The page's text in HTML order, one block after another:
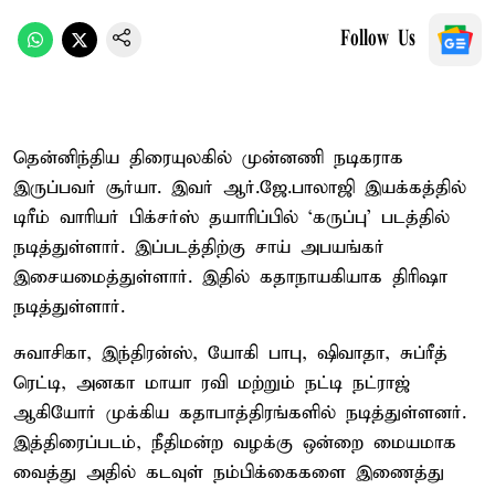
Follow Us
தென்னிந்திய திரையுலகில் முன்னணி நடிகராக
இருப்பவர் சூர்யா. இவர் ஆர்.ஜே.பாலாஜி இயக்கத்தில்
டிரீம் வாரியர் பிக்சர்ஸ் தயாரிப்பில் ‘கருப்பு’ படத்தில்
நடித்துள்ளார். இப்படத்திற்கு சாய் அபயங்கர்
இசையமைத்துள்ளார். இதில் கதாநாயகியாக திரிஷா
நடித்துள்ளார்.
சுவாசிகா, இந்திரன்ஸ், யோகி பாபு, ஷிவாதா, சுப்ரீத்
ரெட்டி, அனகா மாயா ரவி மற்றும் நட்டி நட்ராஜ்
ஆகியோர் முக்கிய கதாபாத்திரங்களில் நடித்துள்ளனர்.
இத்திரைப்படம், நீதிமன்ற வழக்கு ஒன்றை மையமாக
வைத்து அதில் கடவுள் நம்பிக்கைகளை இணைத்து